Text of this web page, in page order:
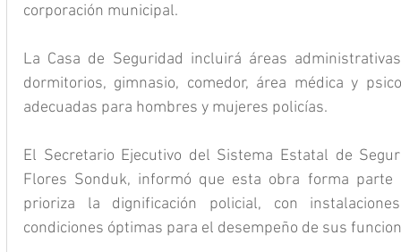
corporación municipal.
La Casa de Seguridad incluirá áreas
dormitorios, gimnasio, comedor, área médica y
adecuadas para hombres y mujeres policías.
El Secretario Ejecutivo del Sistema Estatal de
Flores Sonduk, informó que esta obra forma
prioriza la dignificación policial, con
condiciones óptimas para el desempeño de sus